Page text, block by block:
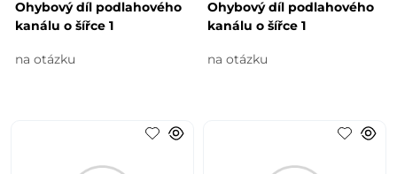
Ohybový díl podlahového
kanálu o šířce 1
na otázku
Ohybový díl podlahového
kanálu o šířce 1
na otázku